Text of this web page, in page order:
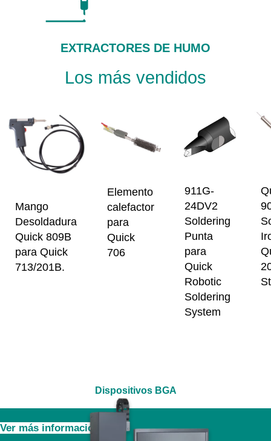
EXTRACTORES DE HUMO
Los más vendidos
Mango
Desoldadura
Quick 809B
para Quick
713/201B.
Elemento
calefactor
para
Quick
706
911G-
24DV2
Soldering
Punta
para
Quick
Robotic
Soldering
System
Dispositivos BGA
Ver más información